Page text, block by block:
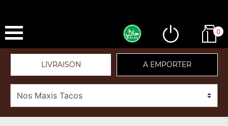
0
LIVRAISON A EMPORTER